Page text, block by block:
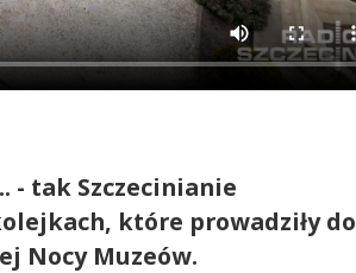
- tak Szczecinianie
które prowadziły do
Nocy Muzeów.